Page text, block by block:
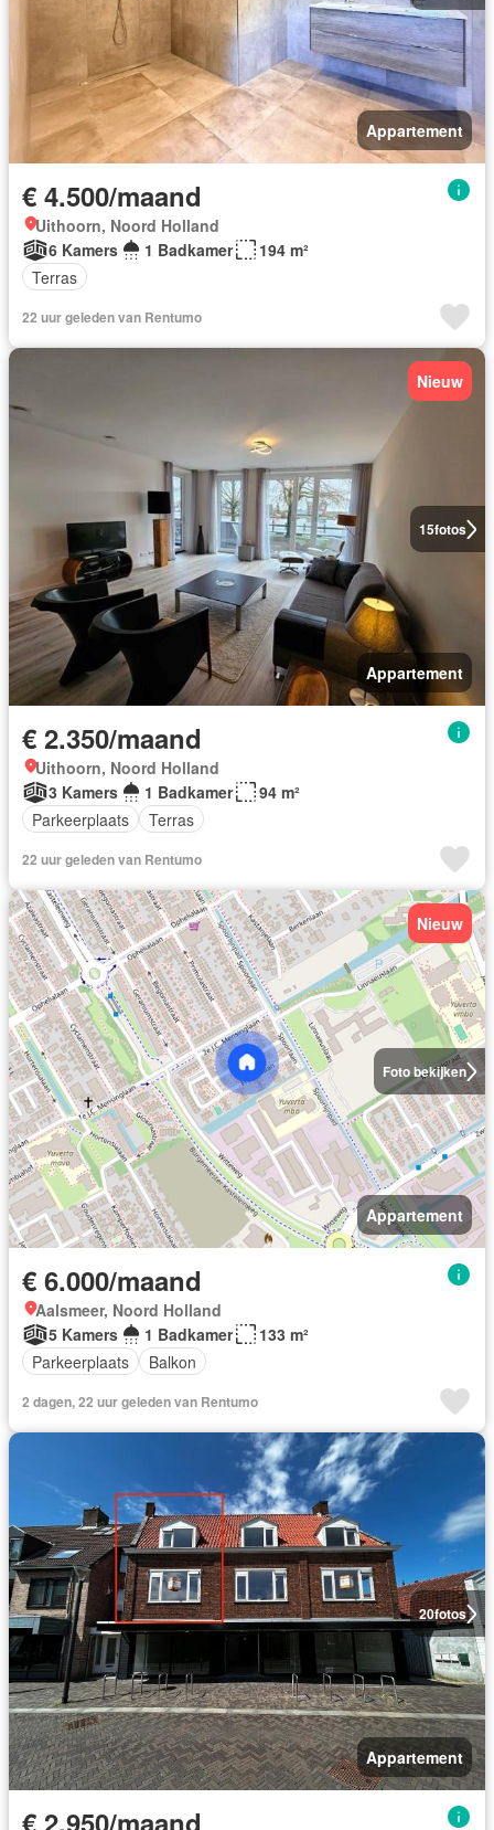
Appartement
€ 4.500/maand
Uithoorn, Noord Holland
6 Kamers
1 Badkamer
194 m²
Terras
22 uur geleden van Rentumo
15fotos
Nieuw
Appartement
€ 2.350/maand
Uithoorn, Noord Holland
3 Kamers
1 Badkamer
94 m²
Parkeerplaats
Terras
22 uur geleden van Rentumo
Foto bekijken
Nieuw
Appartement
€ 6.000/maand
Aalsmeer, Noord Holland
5 Kamers
1 Badkamer
133 m²
Parkeerplaats
Balkon
2 dagen, 22 uur geleden van Rentumo
20fotos
Appartement
€ 2.950/maand